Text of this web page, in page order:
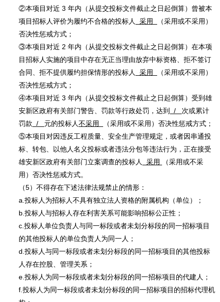
②本项目对近 3 年内（从提交投标文件截止之日起倒算）曾被本
项目招标人评价为履约不合格的投标人 采用
（采用或不采用）
否决性惩戒方式；
③本项目对近 2 年内（从提交投标文件截止之日起倒算）在本项
目招标人实施的项目中存在无正当理由放弃中标资格、拒不签订
合同、拒不提供履约担保情形的投标人
采用
（采用或不采用）
否决性惩戒方式；
④本项目对近 3 年内（从提交投标文件截止之日起倒算）受到雄
安新区政府有关部门警告、罚款等行政处罚，达到 /
次或累计
罚款 / 元的投标人不采用
（采用或不采用）否决性惩戒方式；
⑤本项目对因违反工程质量、安全生产管理规定，或者因串通投
标、转包、以他人名义投标或者违法分包等违法行为，正在接受
雄安新区政府有关部门立案调查的投标人
采用
（采用或不采
用）否决性惩戒方式。
（5）不得存在下述法律法规禁止的情形：
a.投标人为招标人不具有独立法人资格的附属机构（单位）；
b.投标人与招标人存在利害关系可能影响招标公正性；
c.投标人单位负责人与同一标段或者未划分标段的同一招标项目
的其他投标人的单位负责人为同一人；
d.投标人与同一标段或者未划分标段的同一招标项目的其他投标
人存在控股、管理关系；
e.投标人为同一标段或者未划分标段的同一招标项目的代建人；
f.投标人为同一标段或者未划分标段的同一招标项目的招标代理机